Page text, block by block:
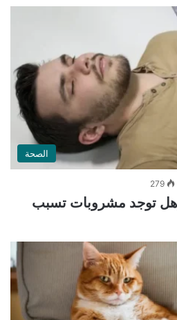
الصحة
279
توجد مشروبات تسبب